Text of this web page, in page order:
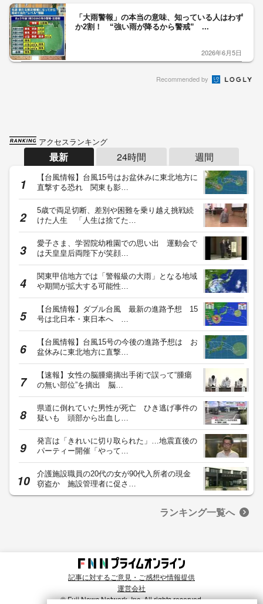
「大雨警報」の本当の意味、知っている人はわず
か2割！ “強い雨が降るから警戒” ...
2026年6月5日
Recommended by
アクセスランキング
最新 24時間 週間
【台風情報】台風15号はお盆休みに東北地方に
直撃する恐れ 関東も影…
5歳で両足切断、差別や困難を乗り越え挑戦続
けた人生 「人生は捨てた…
愛子さま、学習院幼稚園での思い出 運動会で
は天皇皇后両陛下が笑顔…
関東甲信地方では「警報級の大雨」となる地域
や期間が拡大する可能性…
【台風情報】ダブル台風 最新の進路予想 15
号は北日本・東日本へ …
【台風情報】台風15号の今後の進路予想は お
盆休みに東北地方に直撃…
【速報】女性の脳腫瘍摘出手術で誤って“腫瘍
の無い部位”を摘出 脳…
県道に倒れていた男性が死亡 ひき逃げ事件の
疑いも 頭部から出血し…
発言は「きれいに切り取られた」…地震直後の
パーティー開催「やって…
介護施設職員の20代の女が90代入所者の現金
窃盗か 施設管理者に促さ…
ランキング一覧へ
記事に対するご意見・ご感想や情報提供
運営会社
© Fuji News Network, Inc. All rights reserved.